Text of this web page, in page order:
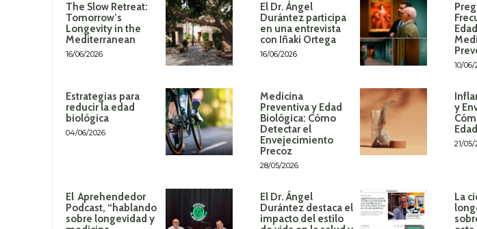
The Slow Retreat:
Tomorrow’s
Longevity in the
Mediterranean
16/06/2026
El Dr. Ángel
Durántez participa
en una entrevista
con Iñaki Ortega
16/06/2026
10/06/
Estrategias para
reducir la edad
biológica
04/06/2026
Medicina
Preventiva y Edad
Biológica: Cómo
Detectar el
Envejecimiento
Precoz
28/05/2026
y
21/05/
El Aprehendedor
Podcast, “hablando
sobre longevidad y
El Dr. Ángel
Durántez destaca el
impacto del estilo
La